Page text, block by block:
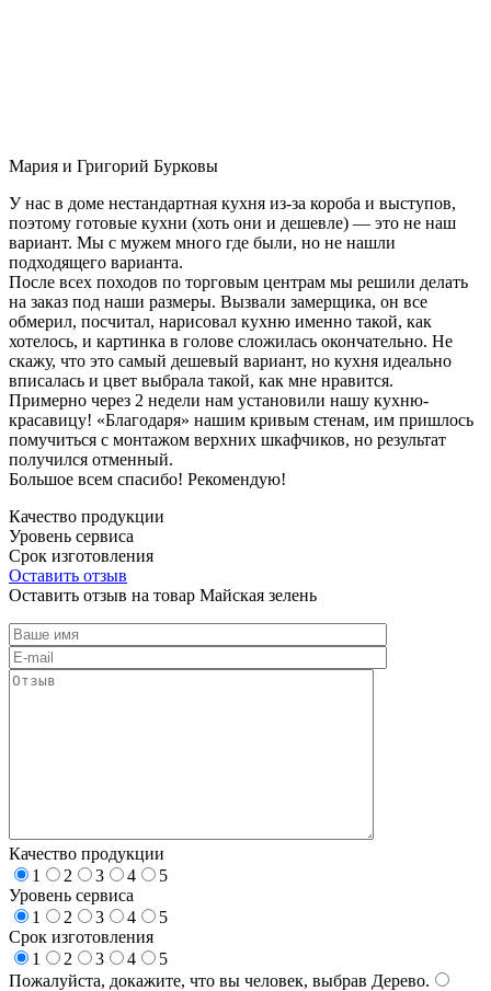
Мария и Григорий Бурковы
У нас в доме нестандартная кухня из-за короба и выступов,
поэтому готовые кухни (хоть они и дешевле) — это не наш
вариант. Мы с мужем много где были, но не нашли
подходящего варианта.
После всех походов по торговым центрам мы решили делать
на заказ под наши размеры. Вызвали замерщика, он все
обмерил, посчитал, нарисовал кухню именно такой, как
хотелось, и картинка в голове сложилась окончательно. Не
скажу, что это самый дешевый вариант, но кухня идеально
вписалась и цвет выбрала такой, как мне нравится.
Примерно через 2 недели нам установили нашу кухню-
красавицу! «Благодаря» нашим кривым стенам, им пришлось
помучиться с монтажом верхних шкафчиков, но результат
получился отменный.
Большое всем спасибо! Рекомендую!
Качество продукции
Уровень сервиса
Срок изготовления
Оставить отзыв
Оставить отзыв на товар Майская зелень
Качество продукции
1
2 3 4
5
Уровень сервиса
1
2 3 4
5
Срок изготовления
1
2 3 4
5
Пожалуйста, докажите, что вы человек, выбрав Дерево.